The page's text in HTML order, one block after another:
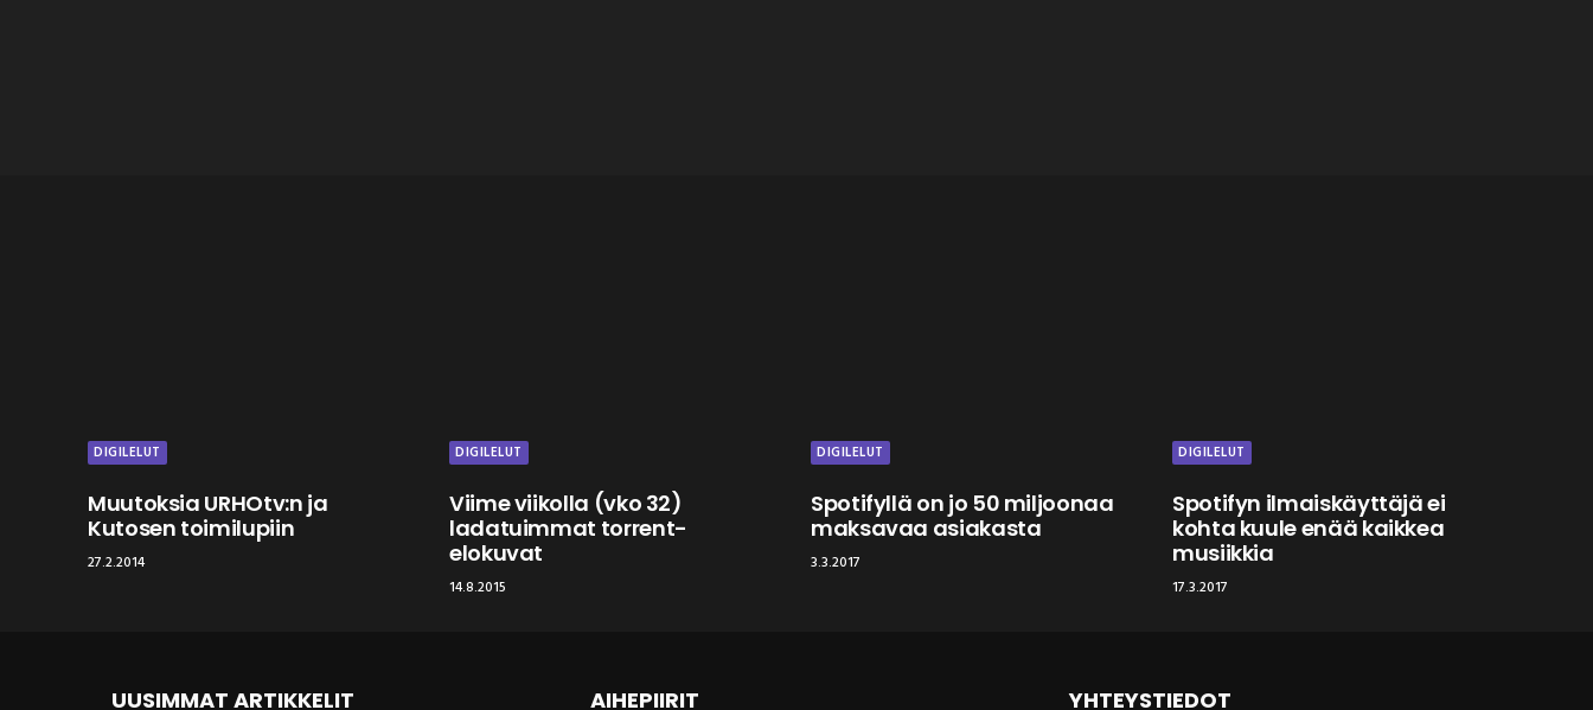
DIGILELUT
Muutoksia URHOtv:n ja
Kutosen toimilupiin
27.2.2014
DIGILELUT
Viime viikolla (vko 32)
ladatuimmat torrent-
elokuvat
14.8.2015
DIGILELUT
Spotifyllä on jo 50 miljoonaa
maksavaa asiakasta
3.3.2017
DIGILELUT
Spotifyn ilmaiskäyttäjä ei
kohta kuule enää kaikkea
musiikkia
17.3.2017
UUSIMMAT ARTIKKELIT AIHEPIIRIT YHTEYSTIEDOT